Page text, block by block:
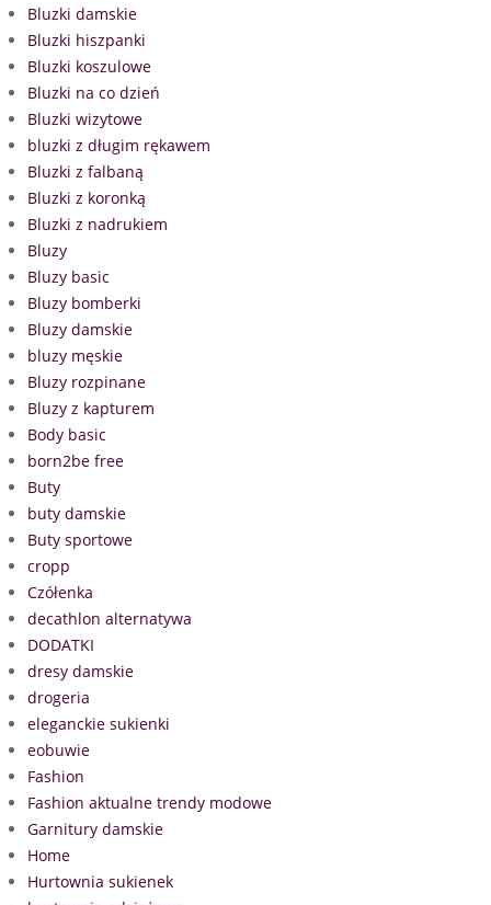
Bluzki damskie
Bluzki hiszpanki
Bluzki koszulowe
Bluzki na co dzień
Bluzki wizytowe
bluzki z długim rękawem
Bluzki z falbaną
Bluzki z koronką
Bluzki z nadrukiem
Bluzy
Bluzy basic
Bluzy bomberki
Bluzy damskie
bluzy męskie
Bluzy rozpinane
Bluzy z kapturem
Body basic
born2be free
Buty
buty damskie
Buty sportowe
cropp
Czółenka
decathlon alternatywa
DODATKI
dresy damskie
drogeria
eleganckie sukienki
eobuwie
Fashion
Fashion aktualne trendy modowe
Garnitury damskie
Home
Hurtownia sukienek